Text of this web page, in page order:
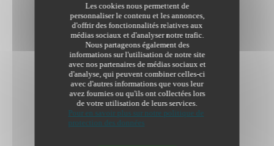
Les cookies nous permettent de
personnaliser le contenu et les annonces,
d'offrir des fonctionnalités relatives aux
médias sociaux et d'analyser notre trafic.
Nous partageons également des
informations sur l'utilisation de notre site
avec nos partenaires de médias sociaux et
d'analyse, qui peuvent combiner celles-ci
avec d'autres informations que vous leur
avez fournies ou qu'ils ont collectées lors
de votre utilisation de leurs services.
Pour en savoir plus sur notre politique de
protection des données